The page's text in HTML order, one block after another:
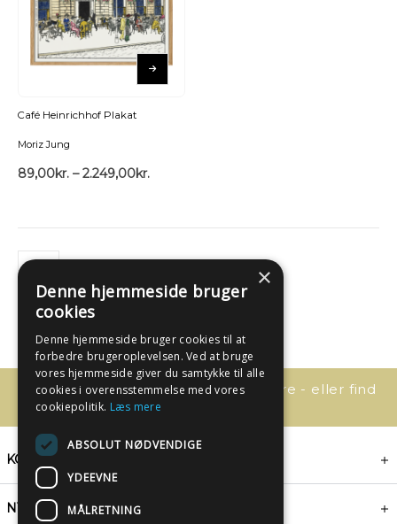
Café Heinrichhof Plakat
Moriz Jung
89,00kr. – 2.249,00kr.
Har du spørgsmål, så kontakt os bare - eller find
svaret her:
KONTAKT
NYHEDSBREV
×
Denne hjemmeside bruger
cookies
Denne hjemmeside bruger cookies til at
forbedre brugeroplevelsen. Ved at bruge
vores hjemmeside giver du samtykke til alle
cookies i overensstemmelse med vores
cookiepolitik. Læs mere
ABSOLUT NØDVENDIGE
YDEEVNE
MÅLRETNING